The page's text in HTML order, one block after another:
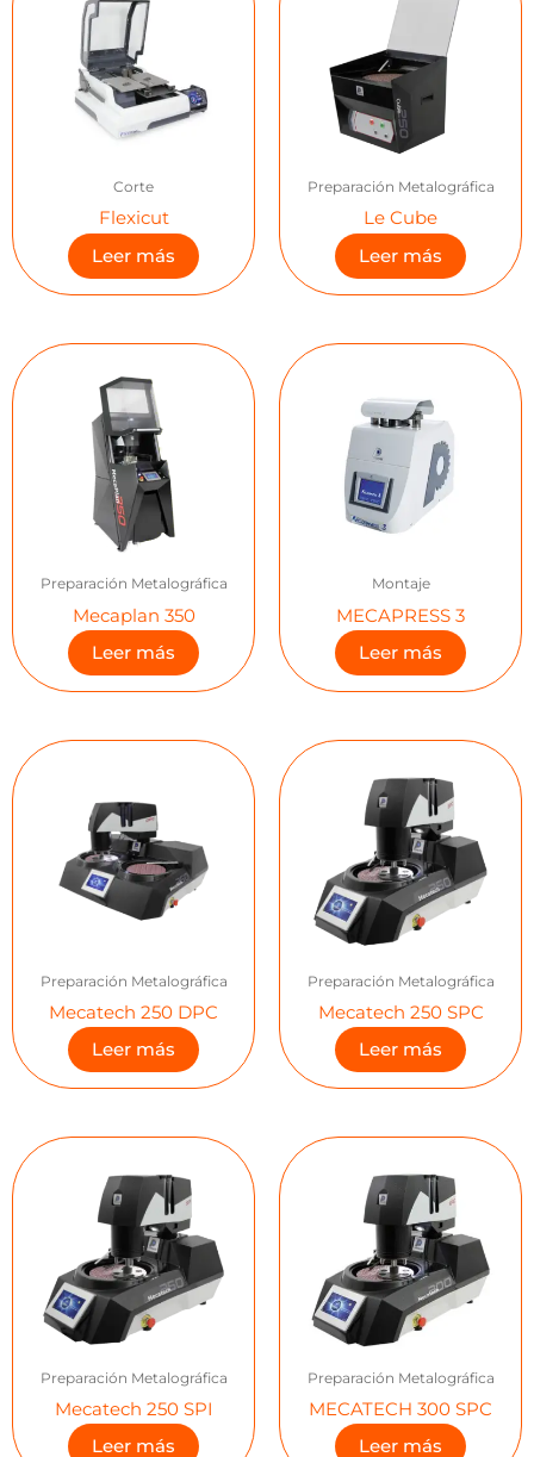
Corte
Flexicut
Leer más
Preparación Metalográfica
Le Cube
Leer más
Preparación Metalográfica
Mecaplan 350
Leer más
Montaje
MECAPRESS 3
Leer más
Preparación Metalográfica
Mecatech 250 DPC
Leer más
Preparación Metalográfica
Mecatech 250 SPC
Leer más
Preparación Metalográfica
Mecatech 250 SPI
Leer más
Preparación Metalográfica
MECATECH 300 SPC
Leer más